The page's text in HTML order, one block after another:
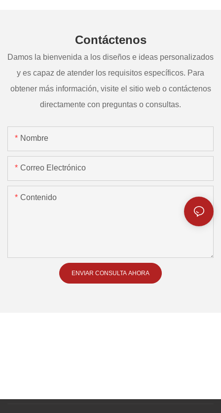
Contáctenos
Damos la bienvenida a los diseños e ideas personalizados
y es capaz de atender los requisitos específicos. Para
obtener más información, visite el sitio web o contáctenos
directamente con preguntas o consultas.
Nombre
Correo Electrónico
Contenido
ENVIAR CONSULTA AHORA